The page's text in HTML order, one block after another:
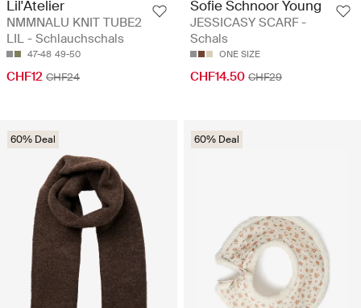
Lil'Atelier
NMMNALU KNIT TUBE2
LIL - Schlauchschals
47-48 49-50
CHF12 CHF24
Sofie Schnoor Young
JESSICASY SCARF -
Schals
ONE SIZE
CHF14.50 CHF29
60% Deal 60% Deal